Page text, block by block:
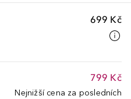
699 Kč
799 Kč
Nejnižší cena za posledních